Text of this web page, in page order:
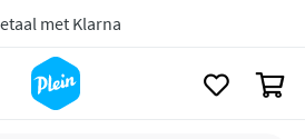
met Klarna